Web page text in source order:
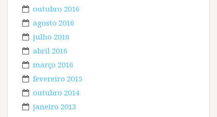
outubro 2016
agosto 2016
julho 2016
abril 2016
março 2016
fevereiro 2015
outubro 2014
janeiro 2013